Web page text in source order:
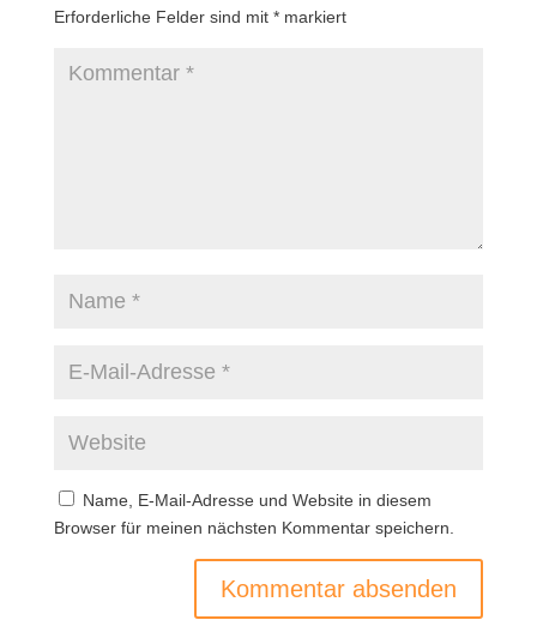
Erforderliche Felder sind mit *markiert
Name, E-Mail-Adresse und Website in diesem
Browser für meinen nächsten Kommentar speichern.